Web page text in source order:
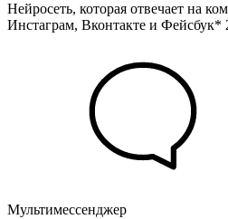
Нейросеть, которая отвечает на
Инстаграм, Вконтакте и Фейсбук*
Мультимессенджер